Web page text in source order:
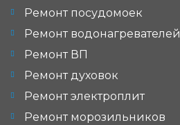
Ремонт посудомоек
Ремонт водонагревателей
Ремонт ВП
Ремонт духовок
Ремонт электроплит
Ремонт морозильников